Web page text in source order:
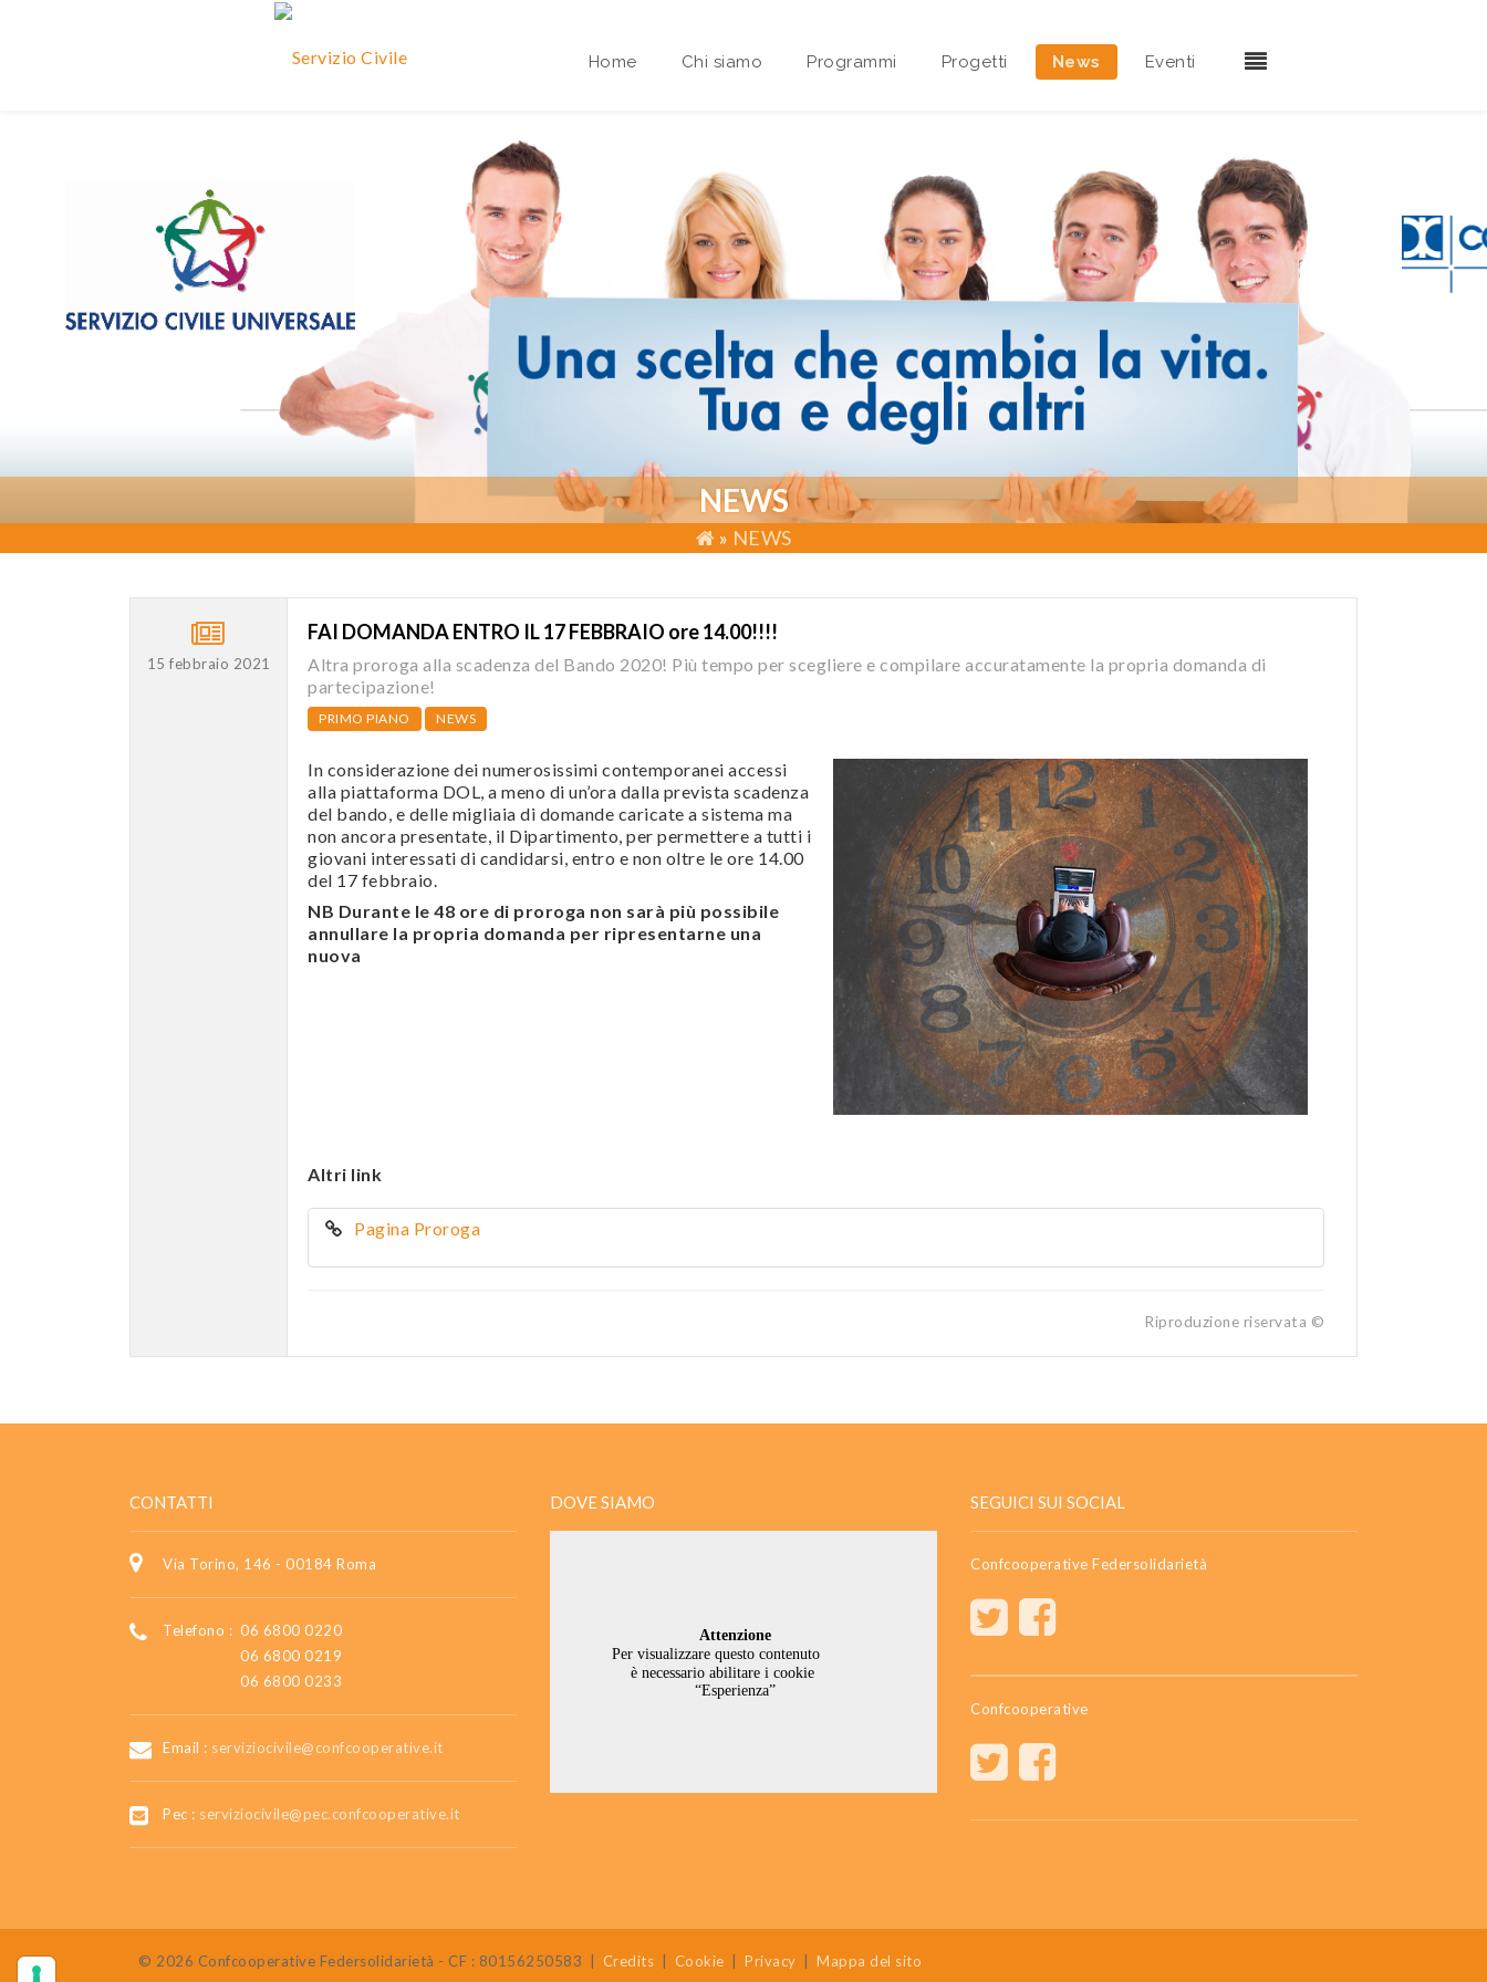
Home Chi siamo
Area riservata Sedi Territoriali
Programmi Progetti News Eventi
NEWS
» NEWS
15 febbraio 2021
FAI DOMANDA ENTRO IL 17 FEBBRAIO ore 14.00!!!!
Altra proroga alla scadenza del Bando 2020! Più tempo per scegliere e compilare accuratamente la propria domanda di
partecipazione!
PRIMO PIANO NEWS
In considerazione dei numerosissimi contemporanei accessi
alla piattaforma DOL, a meno di un’ora dalla prevista scadenza
del bando, e delle migliaia di domande caricate a sistema ma
non ancora presentate, il Dipartimento, per permettere a tutti i
giovani interessati di candidarsi, entro e non oltre le ore 14.00
del 17 febbraio.
NB Durante le 48 ore di proroga non sarà più possibile
annullare la propria domanda per ripresentarne una
nuova
Altri link
Pagina Proroga
Riproduzione riservata ©
CONTATTI
Via Torino, 146 - 00184 Roma
Telefono : 06 6800 0220
06 6800 0219
06 6800 0233
Email : serviziocivile@confcooperative.it
Pec : serviziocivile@pec.confcooperative.it
DOVE SIAMO SEGUICI SUI SOCIAL
Confcooperative Federsolidarietà
Confcooperative
© 2026 Confcooperative Federsolidarietà - CF : 80156250583 Credits Cookie Privacy Mappa del sito